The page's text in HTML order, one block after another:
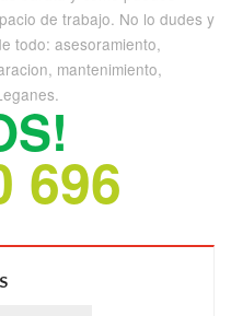
de trabajo. No lo dudes y
todo: asesoramiento,
mantenimiento,
696